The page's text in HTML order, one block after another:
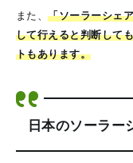
また、「ソーラーシェ
して行えると判断して
トもあります。
日本のソーラー